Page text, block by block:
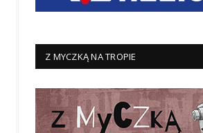
Z MYCZKĄ NA TROPIE